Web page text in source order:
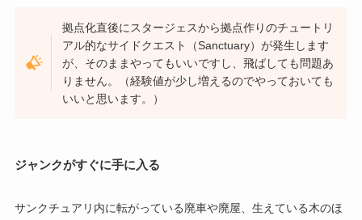
拠点化直後にスタージェスから拠点作りのチュートリ
アル的なサイドクエスト（Sanctuary）が発生します
が、そのままやってもいいですし、飛ばしても問題あ
りません。（経験値が少し増えるのでやっておいても
いいと思います。）
ジャンクがすぐに手に入る
サンクチュアリ内に転がっている廃車や廃屋、生えている木のほ